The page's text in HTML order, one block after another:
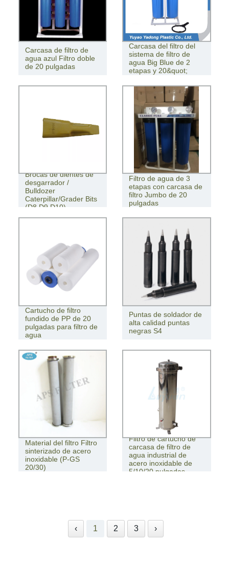
Carcasa de filtro de
agua azul Filtro doble
de 20 pulgadas
Carcasa del filtro del
sistema de filtro de
agua Big Blue de 2
etapas y 20&quot;
Brocas de dientes de
desgarrador /
Bulldozer
Caterpillar/Grader Bits
(D8 D9 D10)
Filtro de agua de 3
etapas con carcasa de
filtro Jumbo de 20
pulgadas
Cartucho de filtro
fundido de PP de 20
pulgadas para filtro de
agua
Puntas de soldador de
alta calidad puntas
negras S4
Material del filtro Filtro
sinterizado de acero
inoxidable (P-GS
20/30)
Filtro de cartucho de
carcasa de filtro de
agua industrial de
acero inoxidable de
5/10/20 pulgadas
‹ 1 2 3 ›